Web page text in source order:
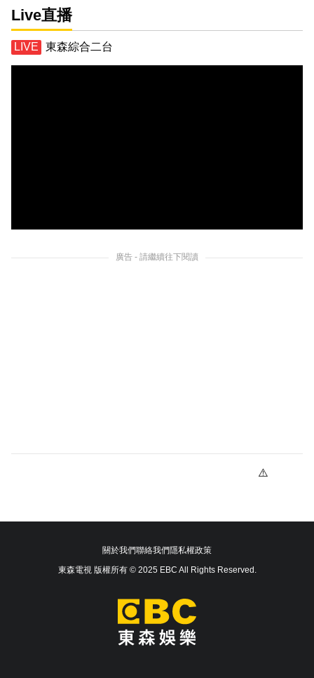
Live直播
東森綜合二台
廣告 - 請繼續往下閱讀
關於我們聯絡我們隱私權政策
東森電視 版權所有 © 2025 EBC All Rights Reserved.